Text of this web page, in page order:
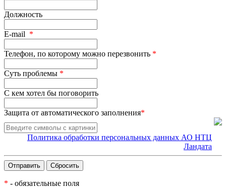
Должность
E-mail *
Телефон, по которому можно перезвонить *
Суть проблемы *
С кем хотел бы поговорить
Защита от автоматического заполнения*
Политика обработки персональных данных АО НТЦ
Ландата
* - обязательные поля